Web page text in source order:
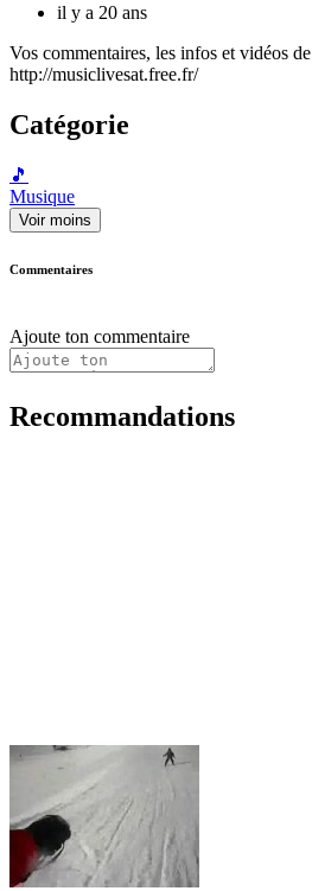
il y a 20 ans
Vos commentaires, les infos et vidéos
http://musiclivesat.free.fr/
Catégorie
🎵
Musique
Voir moins
Commentaires
Ajoute ton commentaire
Recommandations